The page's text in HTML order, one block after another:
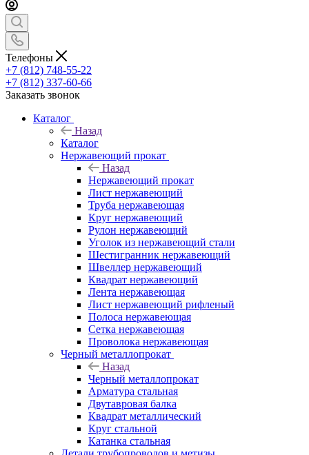
Телефоны
+7 (812) 748-55-22
+7 (812) 337-60-66
Заказать звонок
Каталог
Назад
Каталог
Нержавеющий прокат
Назад
Нержавеющий прокат
Лист нержавеющий
Труба нержавеющая
Круг нержавеющий
Рулон нержавеющий
Уголок из нержавеющий стали
Шестигранник нержавеющий
Швеллер нержавеющий
Квадрат нержавеющий
Лента нержавеющая
Лист нержавеющий рифленый
Полоса нержавеющая
Сетка нержавеющая
Проволока нержавеющая
Черный металлопрокат
Назад
Черный металлопрокат
Арматура стальная
Двутавровая балка
Квадрат металлический
Круг стальной
Катанка стальная